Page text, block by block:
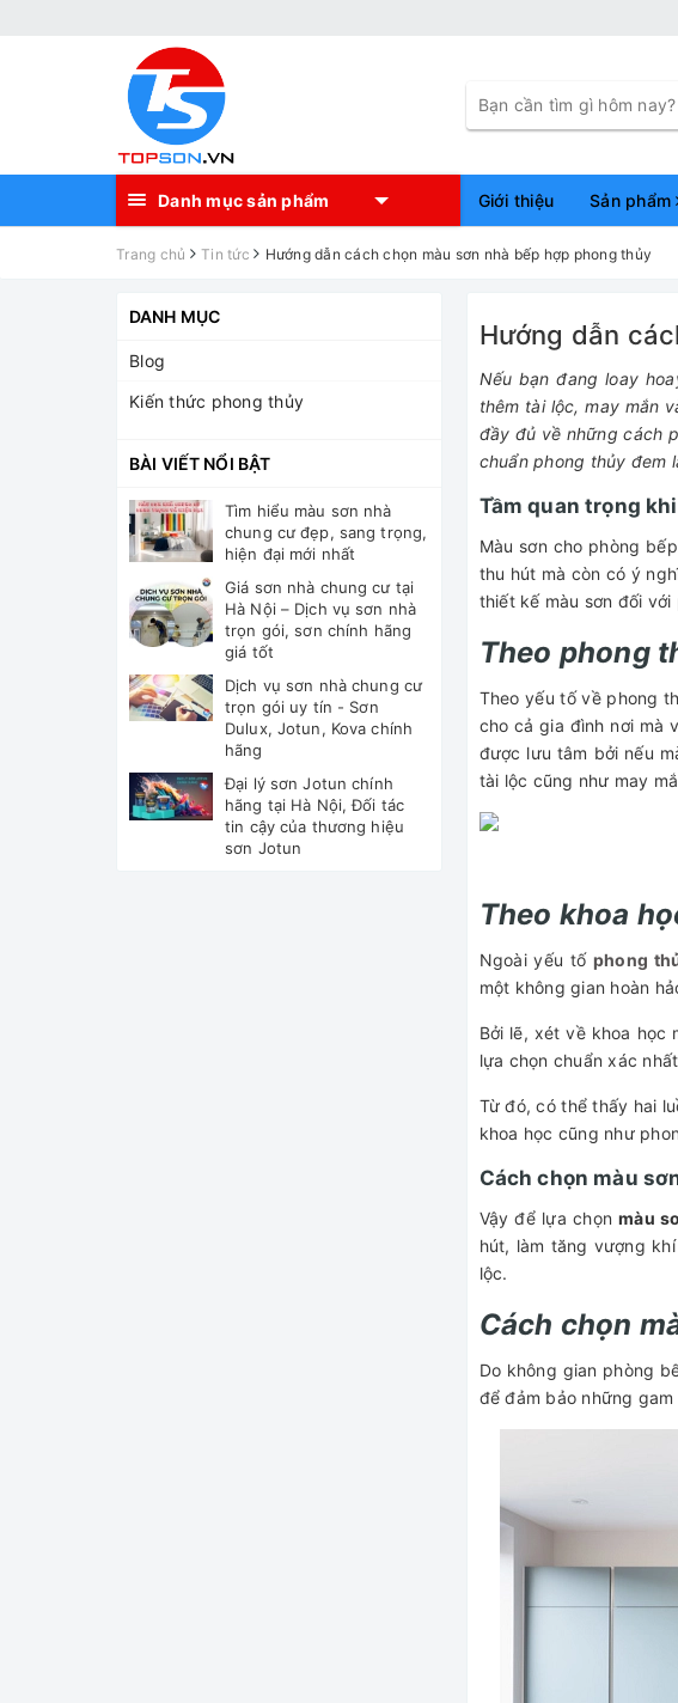
Danh mục sản phẩm Giới thiệu Sản phẩm
Trang chủ Tin tức Hướng dẫn cách chọn màu sơn nhà bếp hợp phong thủy
Hướng dẫn
Nếu bạn đang loay
thêm tài lộc, may mắn
đầy đủ về những cách
chuẩn phong thủy đem
Tầm quan trọng
Màu sơn cho phòng
thu hút mà còn có ý
thiết kế màu sơn đối
Theo phong
Theo yếu tố về phong
cho cả gia đình nơi mà
được lưu tâm bởi nếu
tài lộc cũng như may
Theo khoa
Ngoài yếu tố phong
một không gian hoàn
Bởi lẽ, xét về khoa học
lựa chọn chuẩn xác
Từ đó, có thể thấy hai
khoa học cũng như
Cách chọn màu
Vậy để lựa chọnmàu
hút, làm tăng vượng
lộc.
Cách chọn
Do không gian phòng
để đảm bảo những
DANH MỤC
Blog
Kiến thức phong thủy
BÀI VIẾT NỔI BẬT
Tìm hiểu màu sơn nhà
chung cư đẹp, sang trọng,
hiện đại mới nhất
Giá sơn nhà chung cư tại
Hà Nội – Dịch vụ sơn nhà
trọn gói, sơn chính hãng
giá tốt
Dịch vụ sơn nhà chung cư
trọn gói uy tín - Sơn
Dulux, Jotun, Kova chính
hãng
Đại lý sơn Jotun chính
hãng tại Hà Nội, Đối tác
tin cậy của thương hiệu
sơn Jotun